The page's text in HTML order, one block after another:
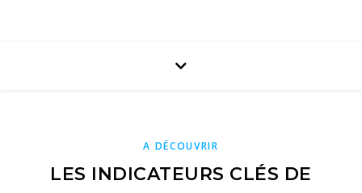
A DÉCOUVRIR
LES INDICATEURS CLÉS DE